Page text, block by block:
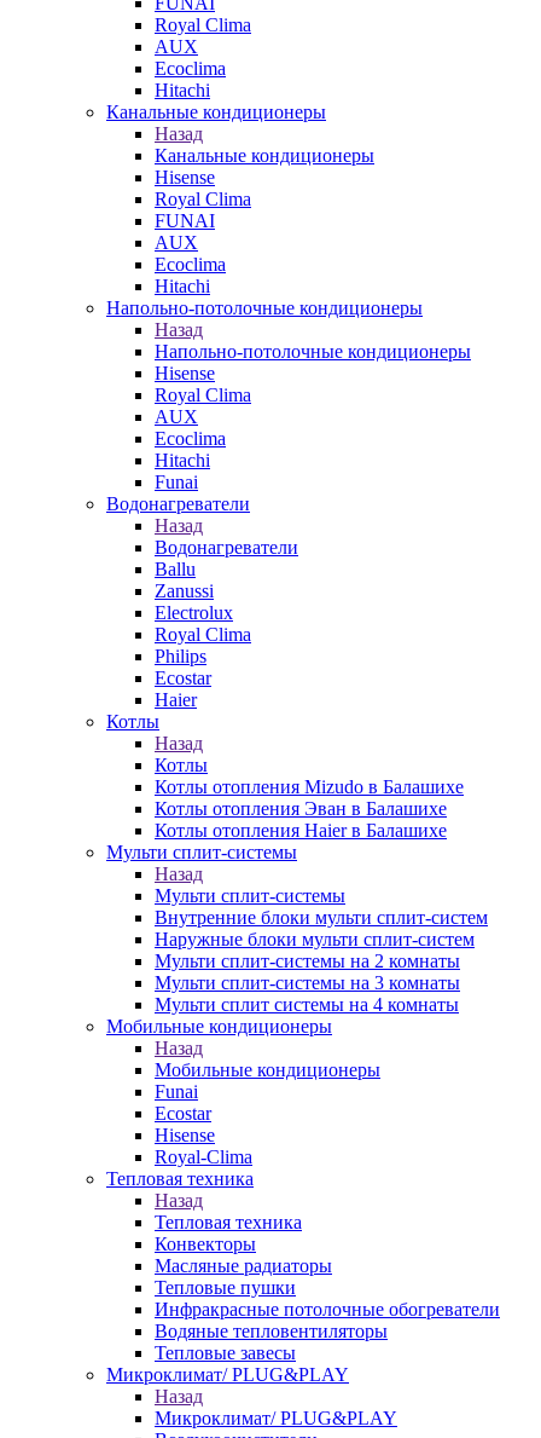
Royal Clima
AUX
Ecoclima
Hitachi
Канальные кондиционеры
Назад
Канальные кондиционеры
Hisense
Royal Clima
FUNAI
AUX
Ecoclima
Hitachi
Напольно-потолочные кондиционеры
Назад
Напольно-потолочные кондиционеры
Hisense
Royal Clima
AUX
Ecoclima
Hitachi
Funai
Водонагреватели
Назад
Водонагреватели
Ballu
Zanussi
Electrolux
Royal Clima
Philips
Ecostar
Haier
Котлы
Назад
Котлы
Котлы отопления Mizudo в Балашихе
Котлы отопления Эван в Балашихе
Котлы отопления Haier в Балашихе
Мульти сплит-системы
Назад
Мульти сплит-системы
Внутренние блоки мульти сплит-систем
Наружные блоки мульти сплит-систем
Мульти сплит-системы на 2 комнаты
Мульти сплит-системы на 3 комнаты
Мульти сплит системы на 4 комнаты
Мобильные кондиционеры
Назад
Мобильные кондиционеры
Funai
Ecostar
Hisense
Royal-Clima
Тепловая техника
Назад
Тепловая техника
Конвекторы
Масляные радиаторы
Тепловые пушки
Инфракрасные потолочные обогреватели
Водяные тепловентиляторы
Тепловые завесы
Микроклимат/ PLUG&PLAY
Назад
Микроклимат/ PLUG&PLAY